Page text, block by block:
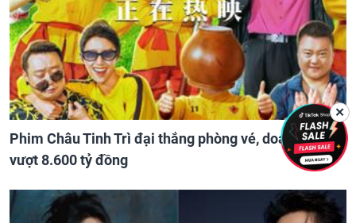
Phim Châu Tinh Trì đại thắng phòng vé, doanh thu
vượt 8.600 tỷ đồng
✕